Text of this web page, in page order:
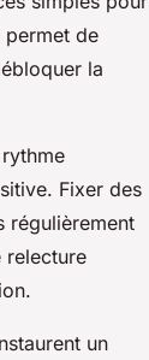
permet de
la
Fixer des
régulièrement
relecture
un